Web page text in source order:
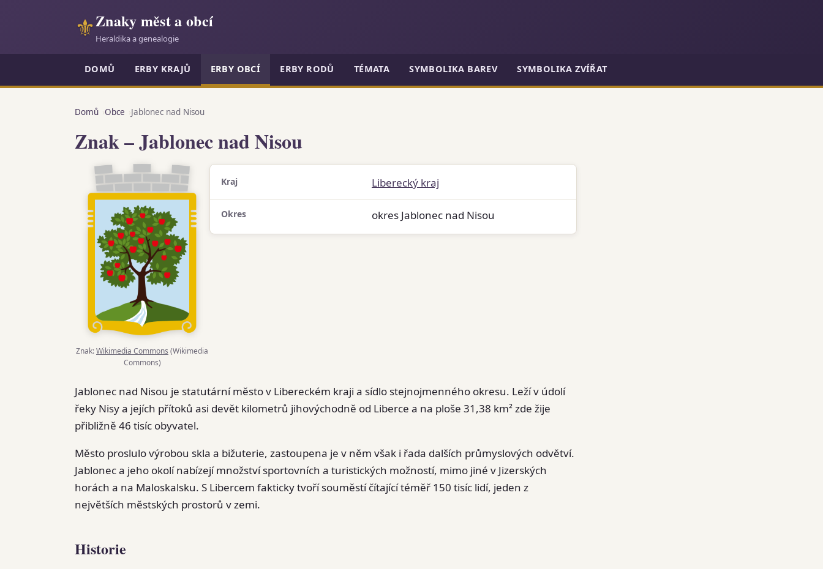
⚜Znaky měst a obcí
Heraldika a genealogie
DOMŮ ERBY KRAJŮ ERBY OBCÍ ERBY RODŮ TÉMATA SYMBOLIKA BAREV SYMBOLIKA ZVÍŘAT
Domů Obce Jablonec nad Nisou
Znak – Jablonec nad Nisou
Znak:Wikimedia Commons (Wikimedia
Commons)
Kraj Liberecký kraj
Okres okres Jablonec nad Nisou
Jablonec nad Nisou je statutární město v Libereckém kraji a sídlo stejnojmenného okresu. Leží v údolí
řeky Nisy a jejích přítoků asi devět kilometrů jihovýchodně od Liberce a na ploše 31,38 km² zde žije
přibližně 46 tisíc obyvatel.
Město proslulo výrobou skla a bižuterie, zastoupena je v něm však i řada dalších průmyslových odvětví.
Jablonec a jeho okolí nabízejí množství sportovních a turistických možností, mimo jiné v Jizerských
horách a na Maloskalsku. S Libercem fakticky tvoří souměstí čítající téměř 150 tisíc lidí, jeden z
největších městských prostorů v zemi.
Historie